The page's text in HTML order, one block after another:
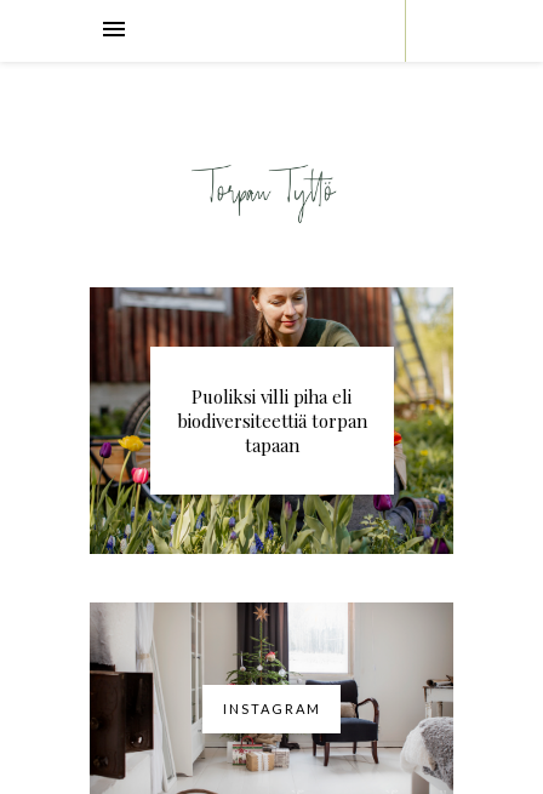
Puoliksi villi piha eli
biodiversiteettiä torpan
tapaan
INSTAGRAM